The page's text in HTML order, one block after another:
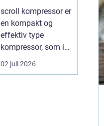
trykluftløsninger
scroll kompressor er
en kompakt og
effektiv type
kompressor, som i
stadigt større grad
vælges til an...
02 juli 2026